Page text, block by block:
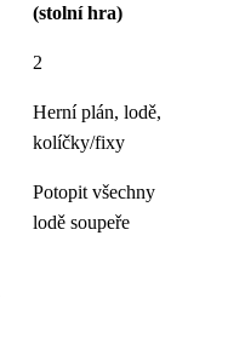
(stolní hra)
2
Herní plán, lodě,
kolíčky/fixy
Potopit všechny
lodě soupeře